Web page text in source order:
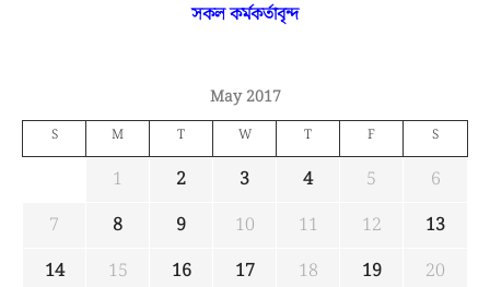
সকল কর্মকর্তাবৃন্দ
May 2017
S M T W T F S
1 2 3 4 5
6
7
8 9 10 11 12
13
14
15 16 17 18 19
20